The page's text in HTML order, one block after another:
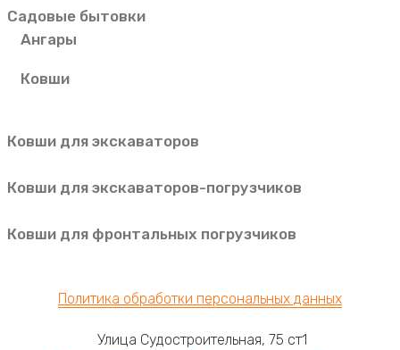
Садовые бытовки
Ангары
Ковши
Ковши для экскаваторов
Ковши для экскаваторов-погрузчиков
Ковши для фронтальных погрузчиков
Политика обработки персональных данных
Улица Судостроительная, 75 ст1